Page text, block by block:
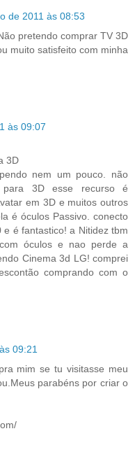
de 2011 às 08:53
pretendo comprar TV 3D
muito satisfeito com minha
às 09:07
3D
nem um pouco. não
para 3D esse recurso é
em 3D e muitos outros
é óculos Passivo. conecto
é fantastico! a Nitidez tbm
óculos e nao perde a
Cinema 3d LG! comprei
comprando com o
09:21
mim se tu visitasse meu
parabéns por criar o